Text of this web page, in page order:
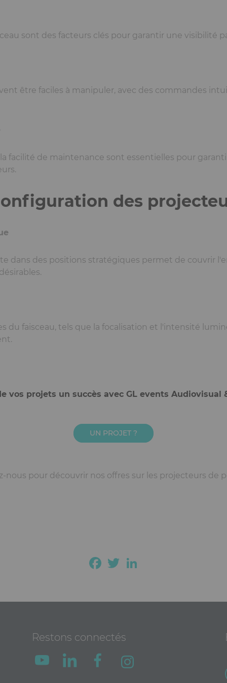
sont des facteurs clés pour garantir une visibilité
être faciles à manipuler, avec des commandes
facilité de maintenance sont essentielles pour
des
dans des positions stratégiques permet de couvrir
du faisceau, tels que la focalisation et l'intensité
vos projets un succès avec GL events Audiovisual
UN PROJET ?
nous pour découvrir nos offres sur les projecteurs de
Facebook
Twitter
Restons connectés